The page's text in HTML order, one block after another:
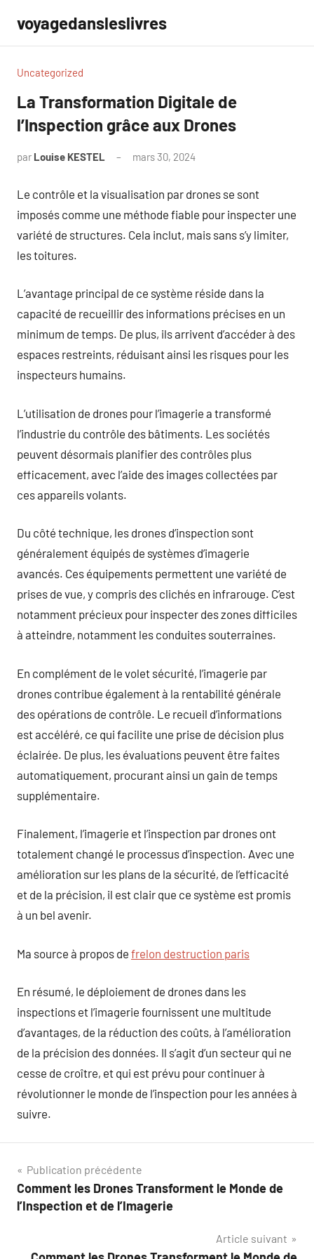
contenu
voyagedansleslivres
Uncategorized
La Transformation Digitale de
l’Inspection grâce aux Drones
par Louise KESTEL mars 30, 2024
Le contrôle et la visualisation par drones se sont
imposés comme une méthode fiable pour inspecter une
variété de structures. Cela inclut, mais sans s’y limiter,
les toitures.
L’avantage principal de ce système réside dans la
capacité de recueillir des informations précises en un
minimum de temps. De plus, ils arrivent d’accéder à des
espaces restreints, réduisant ainsi les risques pour les
inspecteurs humains.
L’utilisation de drones pour l’imagerie a transformé
l’industrie du contrôle des bâtiments. Les sociétés
peuvent désormais planifier des contrôles plus
efficacement, avec l’aide des images collectées par
ces appareils volants.
Du côté technique, les drones d’inspection sont
généralement équipés de systèmes d’imagerie
avancés. Ces équipements permettent une variété de
prises de vue, y compris des clichés en infrarouge. C’est
notamment précieux pour inspecter des zones difficiles
à atteindre, notamment les conduites souterraines.
En complément de le volet sécurité, l’imagerie par
drones contribue également à la rentabilité générale
des opérations de contrôle. Le recueil d’informations
est accéléré, ce qui facilite une prise de décision plus
éclairée. De plus, les évaluations peuvent être faites
automatiquement, procurant ainsi un gain de temps
supplémentaire.
Finalement, l’imagerie et l’inspection par drones ont
totalement changé le processus d’inspection. Avec une
amélioration sur les plans de la sécurité, de l’efficacité
et de la précision, il est clair que ce système est promis
à un bel avenir.
Ma source à propos de frelon destruction paris
En résumé, le déploiement de drones dans les
inspections et l’imagerie fournissent une multitude
d’avantages, de la réduction des coûts, à l’amélioration
de la précision des données. Il s’agit d’un secteur qui ne
cesse de croître, et qui est prévu pour continuer à
révolutionner le monde de l’inspection pour les années à
suivre.
Navigation
de
Publication précédente
Comment les Drones Transforment le Monde de
l’Inspection et de l’Imagerie
Article suivant